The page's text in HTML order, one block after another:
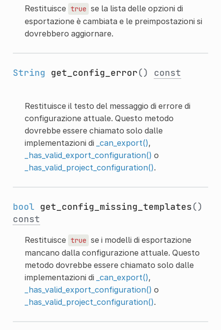
Restituisce true se la lista delle opzioni di
esportazione è cambiata e le preimpostazioni si
dovrebbero aggiornare.
String get_config_error() const
Restituisce il testo del messaggio di errore di
configurazione attuale. Questo metodo
dovrebbe essere chiamato solo dalle
implementazioni di _can_export(),
_has_valid_export_configuration() o
_has_valid_project_configuration().
bool get_config_missing_templates()
const
Restituisce true se i modelli di esportazione
mancano dalla configurazione attuale. Questo
metodo dovrebbe essere chiamato solo dalle
implementazioni di _can_export(),
_has_valid_export_configuration() o
_has_valid_project_configuration().